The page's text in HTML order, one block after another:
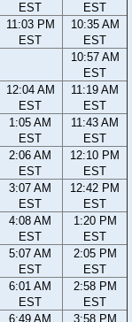
EST
EST
11:03 PM
EST
10:35 AM
EST
10:57 AM
EST
12:04 AM
EST
11:19 AM
EST
1:05 AM
EST
11:43 AM
EST
2:06 AM
EST
12:10 PM
EST
3:07 AM
EST
12:42 PM
EST
4:08 AM
EST
1:20 PM
EST
5:07 AM
EST
2:05 PM
EST
6:01 AM
EST
2:58 PM
EST
6:49 AM
3:58 PM